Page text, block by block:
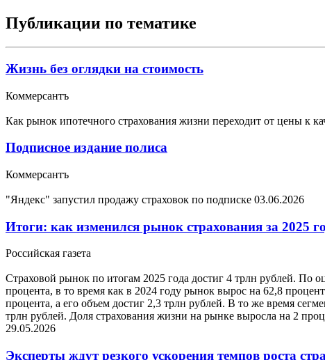
Публикации по тематике
Жизнь без оглядки на стоимость
Коммерсантъ
Как рынок ипотечного страхования жизни переходит от цены к
Подписное издание полиса
Коммерсантъ
"Яндекс" запустил продажу страховок по подписке 03.06.2026
Итоги: как изменился рынок страхования за 2025
Российская газета
Страховой рынок по итогам 2025 года достиг 4 трлн рублей. По
процента, в то время как в 2024 году рынок вырос на 62,8
процента, а его объем достиг 2,3 трлн рублей. В то же время
трлн рублей. Доля страхования жизни на рынке выросла на 2
29.05.2026
Эксперты ждут резкого ускорения темпов роста